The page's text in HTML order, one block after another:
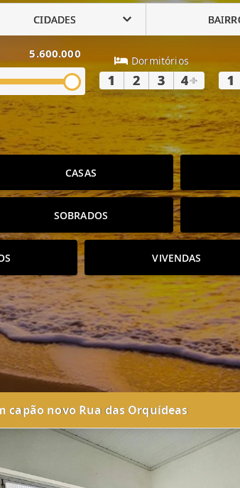
CIDADES
5.600.000 Dormitórios
1 2 3 4+ 1
CASAS
SOBRADOS
VIVENDAS
capão novo Rua das Orquídeas